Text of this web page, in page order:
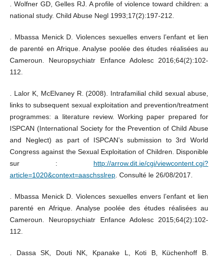
. Wolfner GD, Gelles RJ. A profile of violence toward children: a
national study. Child Abuse Negl 1993;17(2):197-212.
. Mbassa Menick D. Violences sexuelles envers l’enfant et lien
de parenté en Afrique. Analyse poolée des études réalisées au
Cameroun. Neuropsychiatr Enfance Adolesc 2016;64(2):102-
112.
. Lalor K, McElvaney R. (2008). Intrafamilial child sexual abuse,
links to subsequent sexual exploitation and prevention/treatment
programmes: a literature review. Working paper prepared for
ISPCAN (International Society for the Prevention of Child Abuse
and Neglect) as part of ISPCAN’s submission to 3rd World
Congress against the Sexual Exploitation of Children. Disponible
sur : http://arrow.dit.ie/cgi/viewcontent.cgi?
article=1020&context=aaschsslrep. Consulté le 26/08/2017.
. Mbassa Menick D. Violences sexuelles envers l’enfant et lien
parenté en Afrique. Analyse poolée des études réalisées au
Cameroun. Neuropsychiatr Enfance Adolesc 2015;64(2):102-
112.
. Dassa SK, Douti NK, Kpanake L, Koti B, Küchenhoff B.